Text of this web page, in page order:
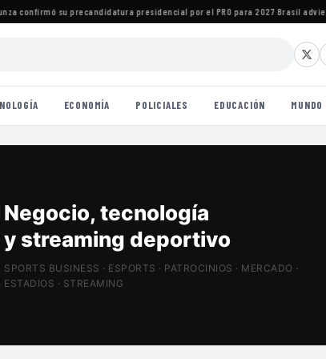
confirmó su precandidatura presidencial por el PRO para 2027·Brasil advierte
ECONOMÍA POLICIALES EDUCACIÓN MUNDO
Patrocinios, estadios
y Sports Tech
SPORTS BUSINESS · ESPORTS · PATROCINIOS · MERCADO ·
ESTADIOS · STREAMING